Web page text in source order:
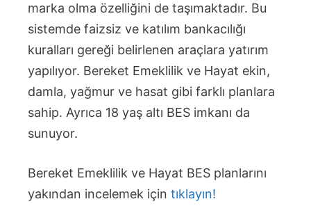
marka olma özelliğini de taşımaktadır. Bu
sistemde faizsiz ve katılım bankacılığı
kuralları gereği belirlenen araçlara yatırım
yapılıyor. Bereket Emeklilik ve Hayat ekin,
damla, yağmur ve hasat gibi farklı planlara
sahip. Ayrıca 18 yaş altı BES imkanı da
sunuyor.
Bereket Emeklilik ve Hayat BES planlarını
yakından incelemek için tıklayın!